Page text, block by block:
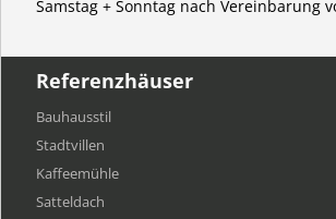
Samstag + Sonntag nach Vereinbarung
Referenzhäuser
Bauhausstil
Stadtvillen
Kaffeemühle
Satteldach